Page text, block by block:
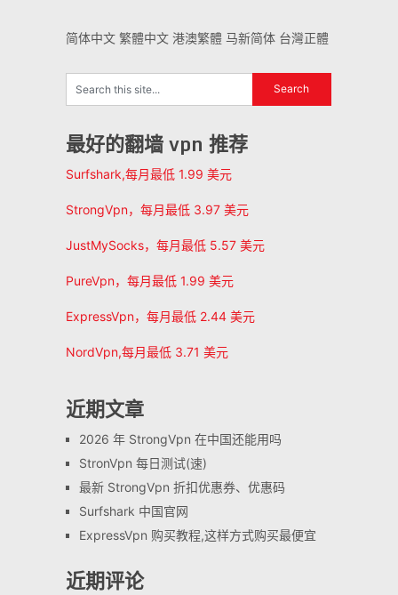
简体中文 繁體中文 港澳繁體 马新简体 台灣正體
最好的翻墙 vpn 推荐
Surfshark,每月最低 1.99 美元
StrongVpn，每月最低 3.97 美元
JustMySocks，每月最低 5.57 美元
PureVpn，每月最低 1.99 美元
ExpressVpn，每月最低 2.44 美元
NordVpn,每月最低 3.71 美元
近期文章
2026 年 StrongVpn 在中国还能用吗
StronVpn 每日测试(速)
最新 StrongVpn 折扣优惠券、优惠码
Surfshark 中国官网
ExpressVpn 购买教程,这样方式购买最便宜
近期评论